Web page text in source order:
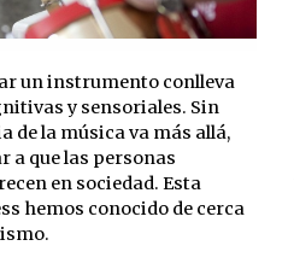
un instrumento conlleva
y sensoriales. Sin
de la música va más allá,
a que las personas
en sociedad. Esta
hemos conocido de cerca